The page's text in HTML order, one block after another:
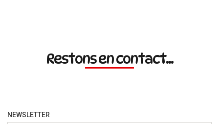
Restons en contact...
NEWSLETTER